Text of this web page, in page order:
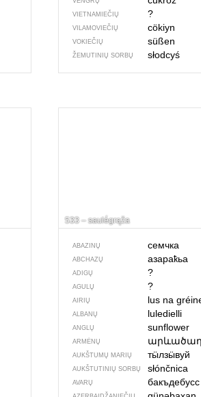
VIETNAMIEČIŲ ?
VILAMOVIEČIŲ cökiyn
VOKIEČIŲ süßen
ŽEMUTINIŲ SORBŲ słodcyś
533 – saulė́grąža
ABAZINŲ семчка
ABCHAZŲ азараҟьа
ADIGŲ ?
AGULŲ ?
AIRIŲ lus na
ALBANŲ luledielli
ANGLŲ sunflower
ARMĖNŲ
AUKŠTUMŲ MARIŲ тӹлзӹвуй
AUKŠTUTINIŲ SORBŲ słónčnica
AVARŲ бакъдебусс